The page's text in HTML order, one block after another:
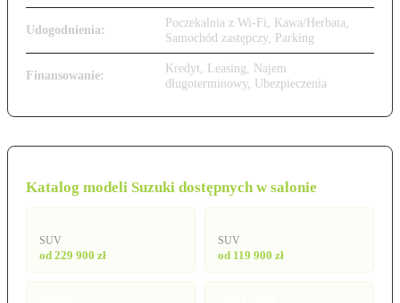
Udogodnienia:
Poczekalnia z Wi-Fi, Kawa/Herbata,
Samochód zastępczy, Parking
Finansowanie:
Kredyt, Leasing, Najem
długoterminowy, Ubezpieczenia
Katalog modeli Suzuki dostępnych w salonie
SUV
od 229 900 zł
SUV
od 119 900 zł